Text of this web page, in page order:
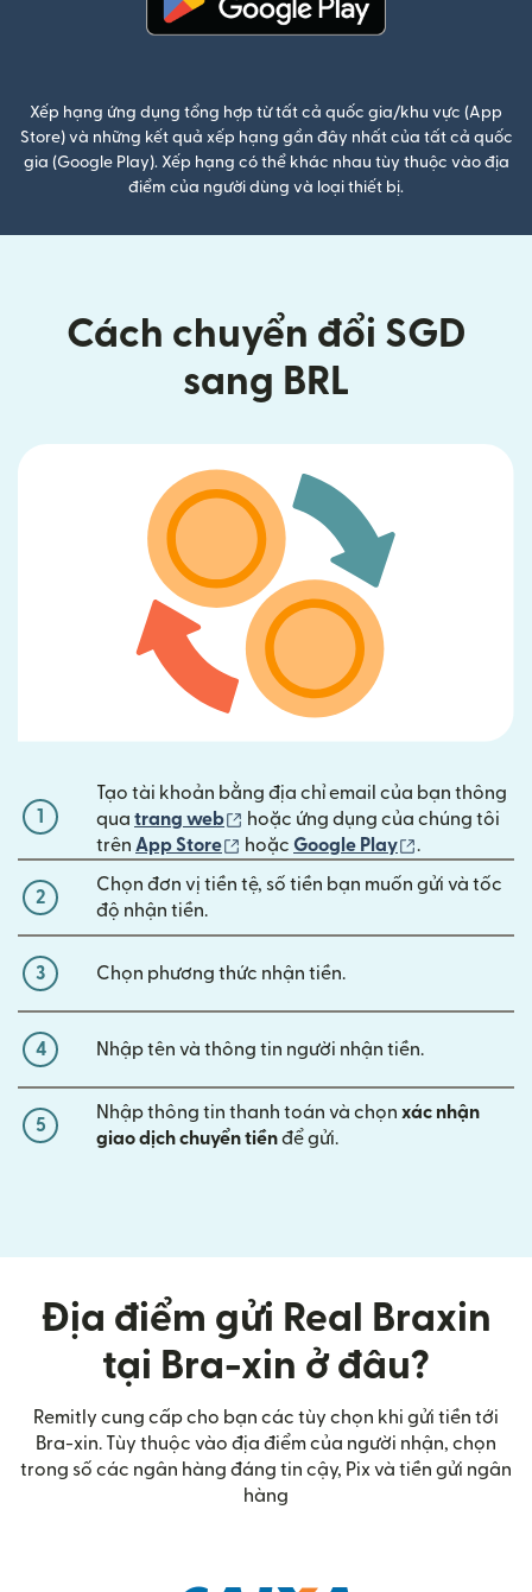
Xếp hạng ứng dụng tổng hợp từ tất cả quốc gia/khu vực (App
Store) và những kết quả xếp hạng gần đây nhất của tất cả quốc
gia (Google Play). Xếp hạng có thể khác nhau tùy thuộc vào địa
điểm của người dùng và loại thiết bị.
Cách chuyển đổi SGD
sang BRL
1
Tạo tài khoản bằng địa chỉ email của bạn thông
qua trang web (mở trong cửa sổ mới)
hoặc ứng dụng của chúng tôi
trên App Store (mở trong cửa sổ mới)
hoặc Google Play (mở trong
.
2
Chọn đơn vị tiền tệ, số tiền bạn muốn gửi và tốc
độ nhận tiền.
3 Chọn phương thức nhận tiền.
4 Nhập tên và thông tin người nhận tiền.
5
Nhập thông tin thanh toán và chọn xác nhận
giao dịch chuyển tiềnđể gửi.
Địa điểm gửi Real Braxin
tại Bra-xin ở đâu?
Remitly cung cấp cho bạn các tùy chọn khi gửi tiền tới
Bra-xin. Tùy thuộc vào địa điểm của người nhận, chọn
trong số các ngân hàng đáng tin cậy, Pix và tiền gửi ngân
hàng